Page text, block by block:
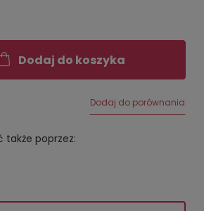
Dodaj do koszyka
Dodaj do porównania
także poprzez: